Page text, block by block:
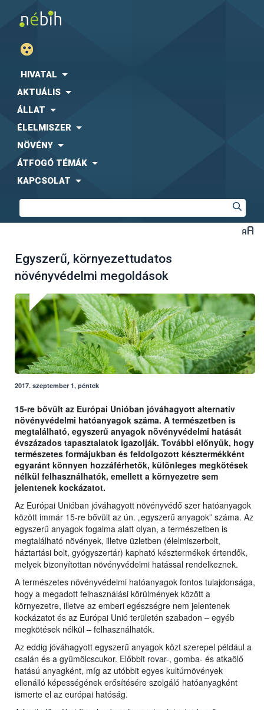
HIVATAL
AKTUÁLIS
ÁLLAT
ÉLELMISZER
NÖVÉNY
ÁTFOGÓ TÉMÁK
KAPCSOLAT
Egyszerű, környezettudatos
növényvédelmi megoldások
2017. szeptember 1, péntek
15-re bővült az Európai Unióban jóváhagyott alternatív
növényvédelmi hatóanyagok száma. A természetben is
megtalálható, egyszerű anyagok növényvédelmi hatását
évszázados tapasztalatok igazolják. További előnyük, hogy
természetes formájukban és feldolgozott késztermékként
egyaránt könnyen hozzáférhetők, különleges megkötések
nélkül felhasználhatók, emellett a környezetre sem
jelentenek kockázatot.
Az Európai Unióban jóváhagyott növényvédő szer hatóanyagok
között immár 15-re bővült az ún. „egyszerű anyagok” száma. Az
egyszerű anyagok fogalma alatt olyan, a természetben is
megtalálható növények, illetve üzletben (élelmiszerbolt,
háztartási bolt, gyógyszertár) kapható késztermékek értendők,
melyek bizonyítottan növényvédelmi hatással rendelkeznek.
A természetes növényvédelmi hatóanyagok fontos tulajdonsága,
hogy a megadott felhasználási körülmények között a
környezetre, illetve az emberi egészségre nem jelentenek
kockázatot és az Európai Unió területén szabadon – egyéb
megkötések nélkül – felhasználhatók.
Az eddig jóváhagyott egyszerű anyagok közt szerepel például a
csalán és a gyümölcscukor. Előbbit rovar-, gomba- és atkaölő
hatású anyagként, míg az utóbbit egyes kultúrnövények
ellenálló képességének erősítésére szolgáló hatóanyagként
ismerte el az európai hatóság.